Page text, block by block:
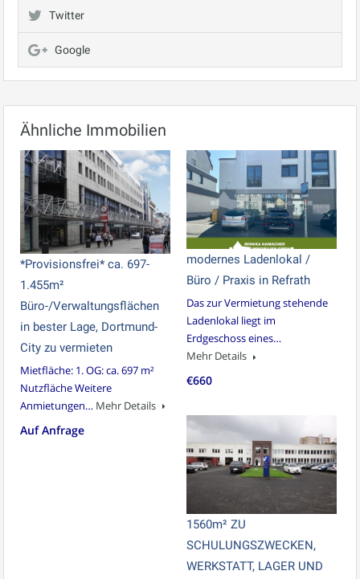
Twitter
Google
Ähnliche Immobilien
*Provisionsfrei* ca. 697-
1.455m²
Büro-/Verwaltungsflächen
in bester Lage, Dortmund-
City zu vermieten
Mietfläche: 1. OG: ca. 697 m²
Nutzfläche Weitere
Anmietungen… Mehr Details
Auf Anfrage
modernes Ladenlokal /
Büro / Praxis in Refrath
Das zur Vermietung stehende
Ladenlokal liegt im
Erdgeschoss eines…
Mehr Details
€660
1560m² ZU
SCHULUNGSZWECKEN,
WERKSTATT, LAGER UND